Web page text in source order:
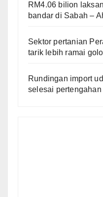
RM4.06 bilion
bandar di Sabah –
Sektor pertanian
tarik lebih ramai
Rundingan import
selesai